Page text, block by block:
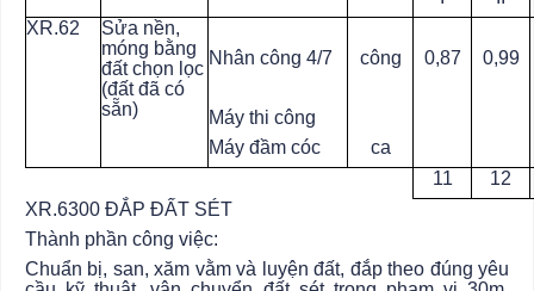
XR.62
Sửa nền,
móng bằng
đất chọn lọc
(đất đã có
sẵn)
Nhân công 4/7
Máy thi công
Máy đầm cóc
công
ca
0,87 0,99
11
12
XR.6300 ĐẮP ĐẤT SÉT
Thành phần công việc:
Chuẩn bị, san, xăm vằm và luyện đất, đắp theo đúng yêu